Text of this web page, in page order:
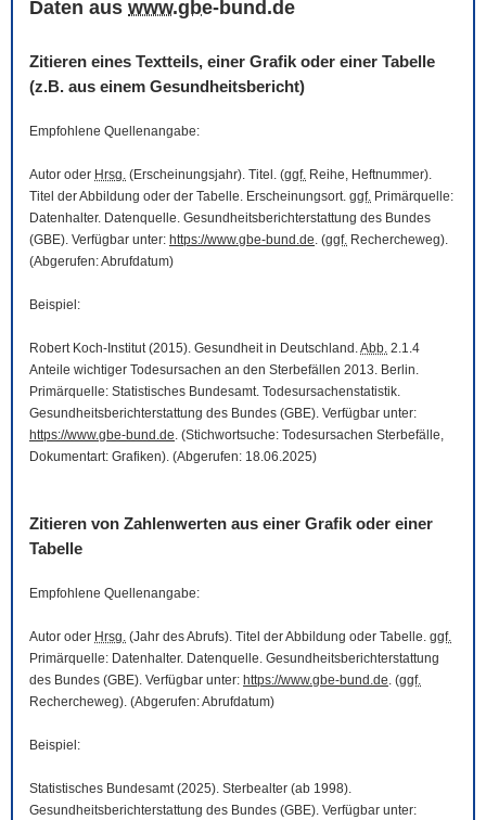
Daten aus www.gbe-bund.de
Zitieren eines Textteils, einer Grafik oder einer Tabelle
(z.B. aus einem Gesundheitsbericht)
Empfohlene Quellenangabe:
Autor oder Hrsg. (Erscheinungsjahr). Titel. (ggf. Reihe, Heftnummer).
Titel der Abbildung oder der Tabelle. Erscheinungsort. ggf. Primärquelle:
Datenhalter. Datenquelle. Gesundheitsberichterstattung des Bundes
(GBE). Verfügbar unter: https://www.gbe-bund.de. (ggf. Rechercheweg).
(Abgerufen: Abrufdatum)
Beispiel:
Robert Koch-Institut (2015). Gesundheit in Deutschland.Abb. 2.1.4
Anteile wichtiger Todesursachen an den Sterbefällen 2013. Berlin.
Primärquelle: Statistisches Bundesamt. Todesursachenstatistik.
Gesundheitsberichterstattung des Bundes (GBE). Verfügbar unter:
https://www.gbe-bund.de. (Stichwortsuche: Todesursachen Sterbefälle,
Dokumentart: Grafiken). (Abgerufen: 18.06.2025)
Zitieren von Zahlenwerten aus einer Grafik oder einer
Tabelle
Empfohlene Quellenangabe:
Autor oder Hrsg. (Jahr des Abrufs). Titel der Abbildung oder Tabelle. ggf.
Primärquelle: Datenhalter. Datenquelle. Gesundheitsberichterstattung
des Bundes (GBE). Verfügbar unter: https://www.gbe-bund.de. (ggf.
Rechercheweg). (Abgerufen: Abrufdatum)
Beispiel:
Statistisches Bundesamt (2025). Sterbealter (ab 1998).
Gesundheitsberichterstattung des Bundes (GBE). Verfügbar unter: